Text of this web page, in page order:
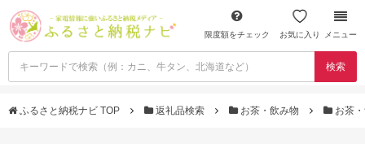
限度額をチェック お気に入り メニュー
検索
ふるさと納税ナビ TOP 返礼品検索 お茶・飲み物 お茶